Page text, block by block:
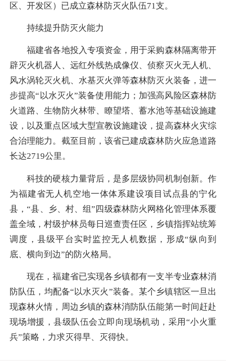
区、开发区）已成立森林防灭火队伍71支。
持续提升防灭火能力
福建省各地投入专项资金，用于采购森林隔离带开
辟灭火机器人、远红外线热成像仪、侦察灭火无人机、
风水涡轮灭火机、水基灭火弹等森林防灭火装备，进一
步提高“以水灭火”装备使用能力；加强高风险区森林防
火道路、生物防火林带、瞭望塔、蓄水池等基础设施建
设，以及重点区域大型宣教设施建设，提高森林火灾综
合治理能力。截至目前，该省已建成森林防火应急道路
长达2719公里。
科技的硬核力量背后，是多层级协同机制创新。作
为福建省无人机空地一体体系建设项目试点县的宁化
县，“县、乡、村、组”四级森林防火网格化管理体系覆
盖全域，村级护林员每日巡查责任区，乡镇指挥站统筹
调度，县级平台实时监控无人机数据，形成“纵向到
底、横向到边”的防火格局。
现在，福建省已实现各乡镇都有一支半专业森林消
防队伍，均配备“以水灭火”装备。某个乡镇辖区一旦出
现森林火情，周边乡镇的森林消防队伍能第一时间赶赴
现场增援，县级队伍会立即向现场机动，采用“小火重
兵”策略，力求灭得早、灭得快。